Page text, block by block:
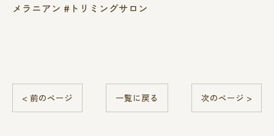
メラニアン #トリミングサロン
< 前のページ 一覧に戻る 次のページ >